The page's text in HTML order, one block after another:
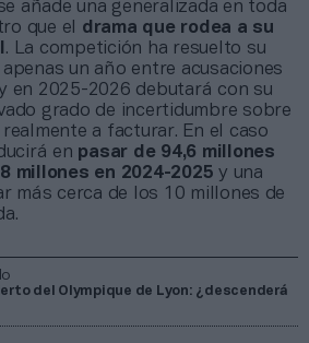
añade una generalizada en toda
que el drama que rodea a su
. La competición ha resuelto su
un año entre acusaciones
en 2025-2026 debutará con su
grado de incertidumbre sobre
a facturar. En el caso
en pasar de 94,6 millones
millones en 2024-2025y una
más cerca de los 10 millones de
del Olympique de Lyon: ¿descenderá